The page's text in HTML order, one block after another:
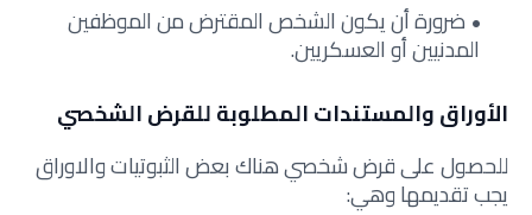
ضرورة أن يكون الشخص المقترض من الموظفين
المدنيين أو العسكريين.
الأوراق والمستندات المطلوبة للقرض الشخصي
للحصول على قرض شخصي هناك بعض الثبوتيات والاوراق
يجب تقديمها وهي: